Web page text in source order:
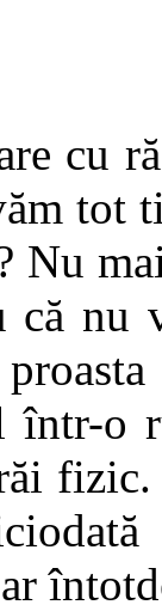
cu
Nu
că nu
într-o